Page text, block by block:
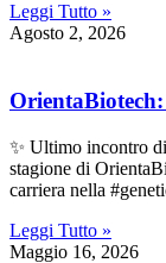
Leggi Tutto »
Agosto 2, 2026
✨ Ultimo incontro
stagione di
carriera nella
Leggi Tutto »
Maggio 16, 2026